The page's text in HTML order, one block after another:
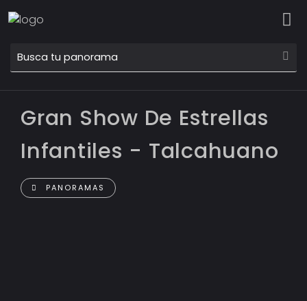
Gran Show De Estrellas
Infantiles - Talcahuano
PANORAMAS